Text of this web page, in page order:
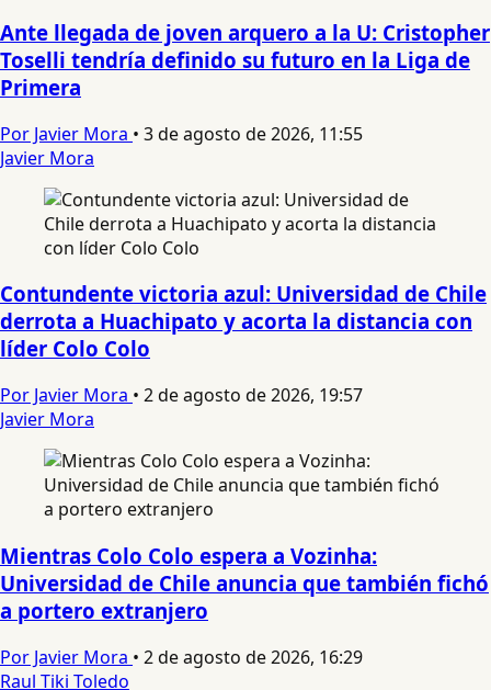
Ante llegada de joven arquero a la U: Cristopher
Toselli tendría definido su futuro en la Liga de
Primera
Por Javier Mora • 3 de agosto de 2026, 11:55
Javier Mora
Contundente victoria azul: Universidad de Chile
derrota a Huachipato y acorta la distancia con
líder Colo Colo
Por Javier Mora • 2 de agosto de 2026, 19:57
Javier Mora
Mientras Colo Colo espera a Vozinha:
Universidad de Chile anuncia que también fichó
a portero extranjero
Por Javier Mora • 2 de agosto de 2026, 16:29
Raul Tiki Toledo